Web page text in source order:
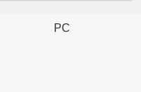
PC